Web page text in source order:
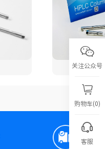
极速
关注公众号
购物车(0)
客服